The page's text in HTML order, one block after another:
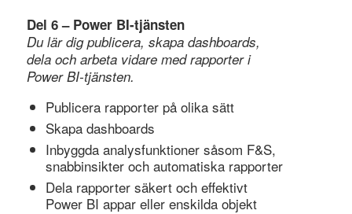
Del 6 – Power BI-tjänsten
Du lär dig publicera, skapa dashboards,
dela och arbeta vidare med rapporter i
Power BI-tjänsten.
Publicera rapporter på olika sätt
Skapa dashboards
Inbyggda analysfunktioner såsom F&S,
snabbinsikter och automatiska rapporter
Dela rapporter säkert och effektivt
Power BI appar eller enskilda objekt